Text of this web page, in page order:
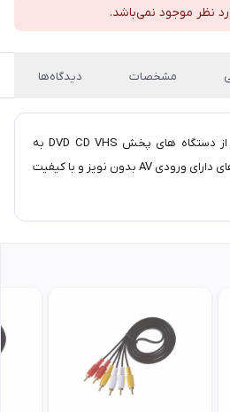
نظر موجود نمی‌باشد.
مشخصات دیدگاه‌ها
امکان انتقال صدا و تصویر از دستگاه های پخش DVD CD VHS به
تلویزیون و صفحه نمایش های دارای ورودی AV بدون نویز و با کیفیت